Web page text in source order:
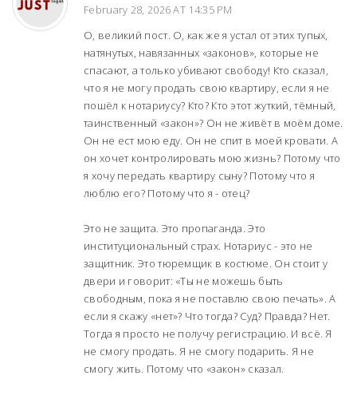
February 28, 2026 AT 14:35 PM
О, великий пост. О, как же я устал от этих тупых,
натянутых, навязанных «законов», которые не
спасают, а только убивают свободу! Кто сказал,
что я не могу продать свою квартиру, если я не
пошёл к нотариусу? Кто? Кто этот жуткий, тёмный,
таинственный «закон»? Он не живёт в моём доме.
Он не ест мою еду. Он не спит в моей кровати. А
он хочет контролировать мою жизнь? Потому что
я хочу передать квартиру сыну? Потому что я
люблю его? Потому что я - отец?
Это не защита. Это пропаганда. Это
институциональный страх. Нотариус - это не
защитник. Это тюремщик в костюме. Он стоит у
двери и говорит: «Ты не можешь быть
свободным, пока я не поставлю свою печать». А
если я скажу «нет»? Что тогда? Суд? Правда? Нет.
Тогда я просто не получу регистрацию. И всё. Я
не смогу продать. Я не смогу подарить. Я не
смогу жить. Потому что «закон» сказал.